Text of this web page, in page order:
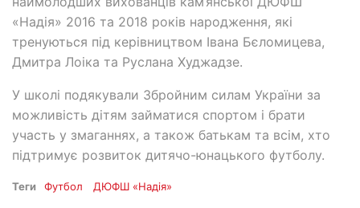
«Надія» 2016 та 2018 років народження, які
тренуються під керівництвом Івана Бєломицева,
Дмитра Лоіка та Руслана Худжадзе.
У школі подякували Збройним силам України за
можливість дітям займатися спортом і брати
участь у змаганнях, а також батькам та всім, хто
підтримує розвиток дитячо-юнацького футболу.
Теги Футбол ДЮФШ «Надія»